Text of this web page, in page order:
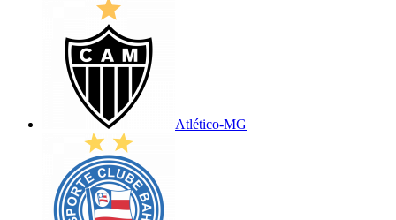
Atlético-MG